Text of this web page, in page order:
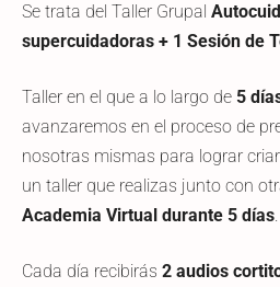
Se trata del Taller Grupal
supercuidadoras + 1 Sesión de
Taller en el que a lo largo de 5
avanzaremos en el proceso de
nosotras mismas para lograr
un taller que realizas junto con
Academia Virtual durante 5 días.
Cada día recibirás 2 audios